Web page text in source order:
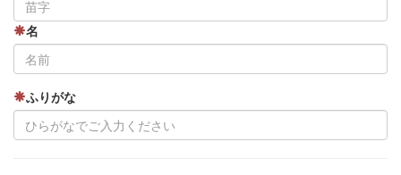
名
ふりがな